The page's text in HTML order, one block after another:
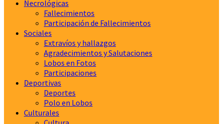
Necrológicas
Fallecimientos
Participación de Fallecimientos
Sociales
Extravíos y hallazgos
Agradecimientos y Salutaciones
Lobos en Fotos
Participaciones
Deportivas
Deportes
Polo en Lobos
Culturales